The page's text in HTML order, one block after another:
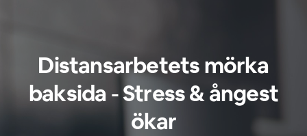
Distansarbetets mörka
baksida - Stress & ångest
ökar